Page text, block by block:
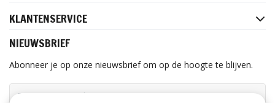
KLANTENSERVICE
NIEUWSBRIEF
Abonneer je op onze nieuwsbrief om op de hoogte te blijven.